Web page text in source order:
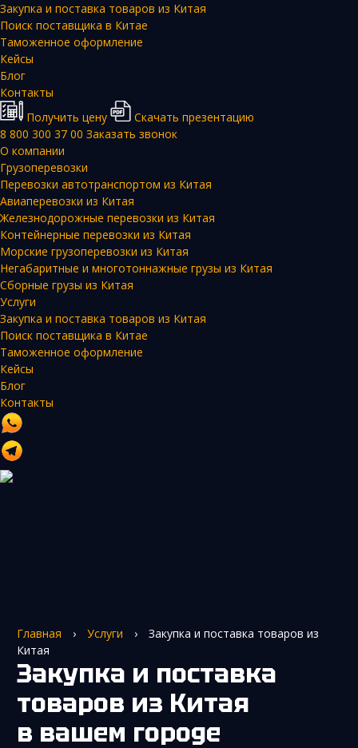
Закупка и поставка товаров из Китая
Поиск поставщика в Китае
Таможенное оформление
Кейсы
Блог
Контакты
Получить цену
Скачать презентацию
8 800 300 37 00 Заказать звонок
О компании
Грузоперевозки
Перевозки автотранспортом из Китая
Авиаперевозки из Китая
Железнодорожные перевозки из Китая
Контейнерные перевозки из Китая
Морские грузоперевозки из Китая
Негабаритные и многотоннажные грузы из Китая
Сборные грузы из Китая
Услуги
Закупка и поставка товаров из Китая
Поиск поставщика в Китае
Таможенное оформление
Кейсы
Блог
Контакты
Главная › Услуги ›
Закупка и поставка товаров из
Китая
Закупка и поставка
товаров из Китая
в вашем городе